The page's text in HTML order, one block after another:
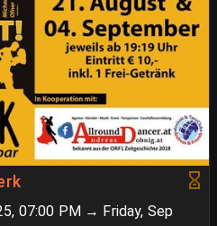
07:00 PM → Friday, Sep